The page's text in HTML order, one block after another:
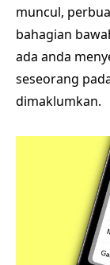
muncul,
bahagian
ada anda
seseorang
dimaklumkan.